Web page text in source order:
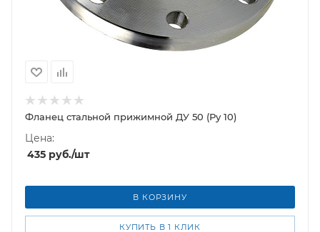
Фланец стальной прижимной ДУ 50 (Ру 10)
Цена:
435 руб./шт
В КОРЗИНУ
КУПИТЬ В 1 КЛИК